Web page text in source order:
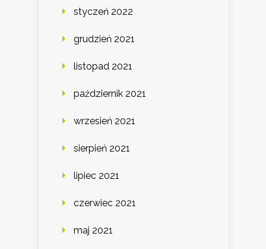
styczeń 2022
grudzień 2021
listopad 2021
październik 2021
wrzesień 2021
sierpień 2021
lipiec 2021
czerwiec 2021
maj 2021